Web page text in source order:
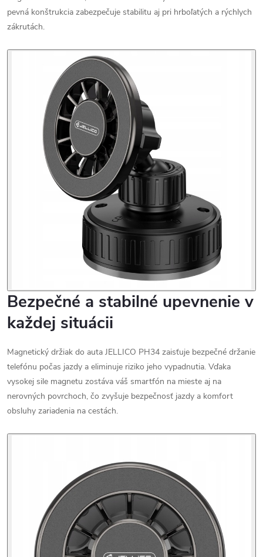
pevná konštrukcia zabezpečuje stabilitu aj pri hrboľatých a rýchlych
zákrutách.
Bezpečné a stabilné upevnenie v
každej situácii
Magnetický držiak do auta JELLICO PH34 zaisťuje bezpečné držanie
telefónu počas jazdy a eliminuje riziko jeho vypadnutia. Vďaka
vysokej sile magnetu zostáva váš smartfón na mieste aj na
nerovných povrchoch, čo zvyšuje bezpečnosť jazdy a komfort
obsluhy zariadenia na cestách.